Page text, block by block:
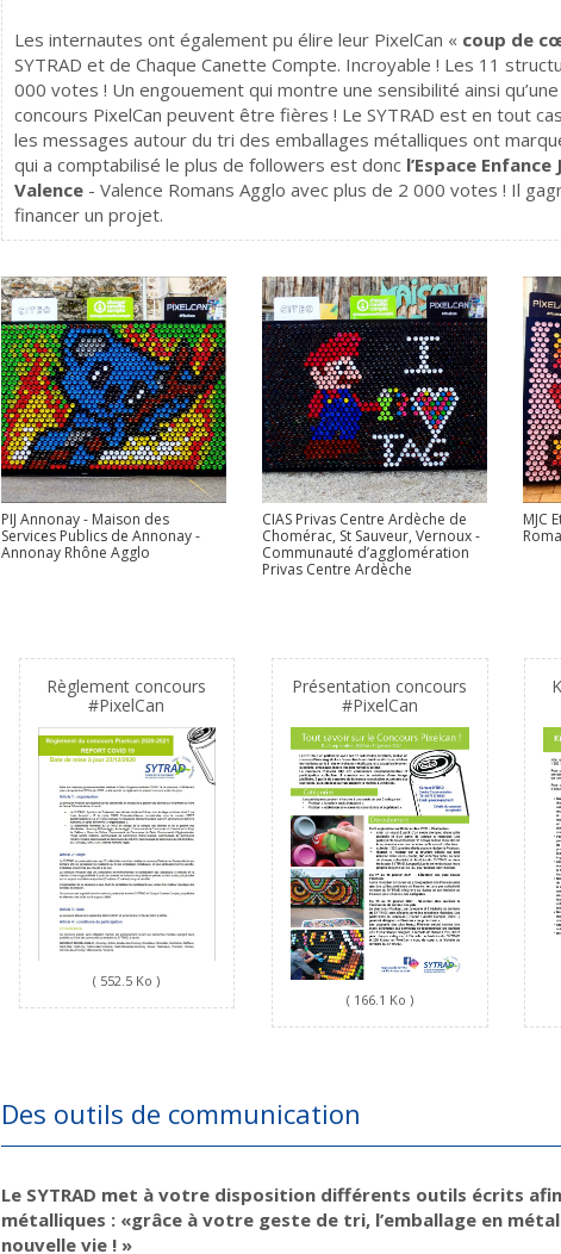
Les internautes ont également pu élire leur PixelCan « coup de
SYTRAD et de Chaque Canette Compte. Incroyable ! Les 11
000 votes ! Un engouement qui montre une sensibilité ainsi
concours PixelCan peuvent être fières ! Le SYTRAD est en tout
les messages autour du tri des emballages métalliques ont
qui a comptabilisé le plus de followers est donc l’Espace
Valence - Valence Romans Agglo avec plus de 2 000 votes ! Il
financer un projet.
PIJ Annonay - Maison des
Services Publics de Annonay -
Annonay Rhône Agglo
CIAS Privas Centre Ardèche de
Chomérac, St Sauveur, Vernoux -
Communauté d’agglomération
Privas Centre Ardèche
MJC
Règlement concours
#PixelCan
( 552.5 Ko )
Présentation concours
#PixelCan
( 166.1 Ko )
Des outils de communication
Le SYTRAD met à votre disposition différents outils écrits
métalliques : «grâce à votre geste de tri, l’emballage en
nouvelle vie ! »